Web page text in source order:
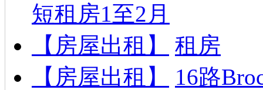
短租房1至2月
【房屋出租】
租房
【房屋出租】
16路